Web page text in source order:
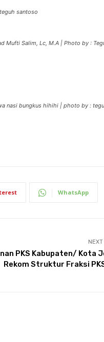
santoso
Mufti Salim, Lc, M.A | Photo by :
nasi bungkus hihihi | photo by :
WhatsApp
PKS Kabupaten/ Kota
Rekom Struktur Fraksi